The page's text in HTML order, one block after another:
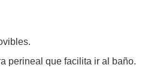
perineal que facilita ir al baño.